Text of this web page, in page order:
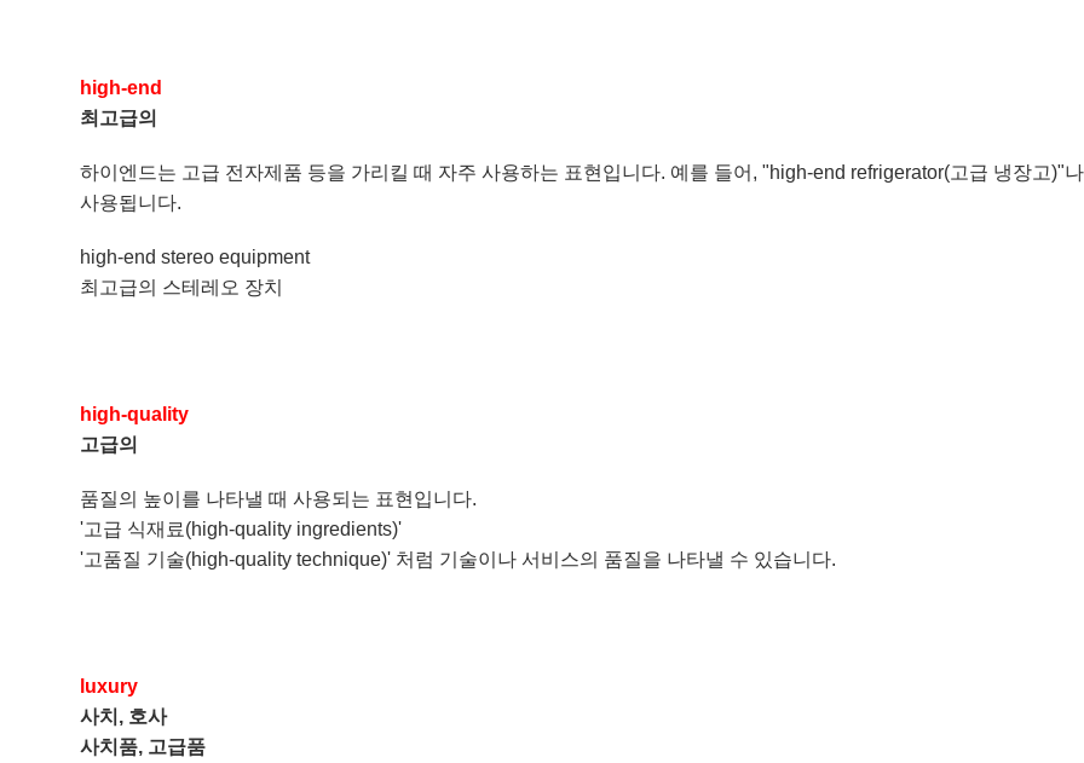
high-end
최고급의
하이엔드는 고급 전자제품 등을 가리킬 때 자주 사용하는 표현입니다. 예를 들어, "high-end refrigerator(고급 냉장고)"
사용됩니다.
high-end stereo equipment
최고급의 스테레오 장치
high-quality
고급의
품질의 높이를 나타낼 때 사용되는 표현입니다.
'고급 식재료(high-quality ingredients)'
'고품질 기술(high-quality technique)' 처럼 기술이나 서비스의 품질을 나타낼 수 있습니다.
luxury
사치, 호사
사치품, 고급품